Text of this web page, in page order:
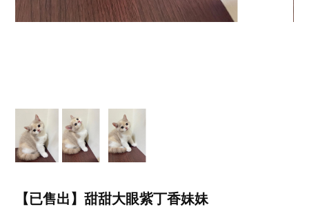
【已售出】甜甜大眼紫丁香妹妹